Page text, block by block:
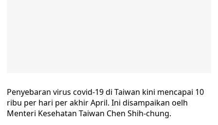
Penyebaran virus covid-19 di Taiwan kini mencapai 10
ribu per hari per akhir April. Ini disampaikan oelh
Menteri Kesehatan Taiwan Chen Shih-chung.